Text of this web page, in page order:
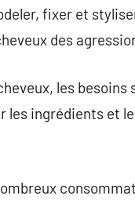
fixer et
des
les besoins
les ingrédients et